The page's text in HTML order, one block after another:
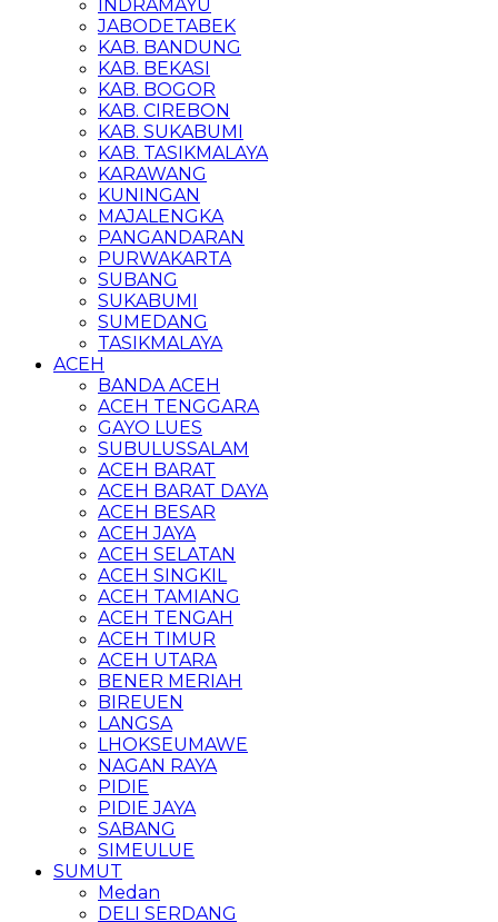
INDRAMAYU
JABODETABEK
KAB. BANDUNG
KAB. BEKASI
KAB. BOGOR
KAB. CIREBON
KAB. SUKABUMI
KAB. TASIKMALAYA
KARAWANG
KUNINGAN
MAJALENGKA
PANGANDARAN
PURWAKARTA
SUBANG
SUKABUMI
SUMEDANG
TASIKMALAYA
ACEH
BANDA ACEH
ACEH TENGGARA
GAYO LUES
SUBULUSSALAM
ACEH BARAT
ACEH BARAT DAYA
ACEH BESAR
ACEH JAYA
ACEH SELATAN
ACEH SINGKIL
ACEH TAMIANG
ACEH TENGAH
ACEH TIMUR
ACEH UTARA
BENER MERIAH
BIREUEN
LANGSA
LHOKSEUMAWE
NAGAN RAYA
PIDIE
PIDIE JAYA
SABANG
SIMEULUE
SUMUT
Medan
DELI SERDANG